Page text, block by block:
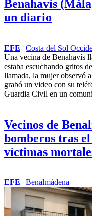
Benahavís
un diario
EFE | Costa del Sol
Una vecina de Benahavís
estaba escuchando gritos
llamada, la mujer observó
grabó un video con su
Guardia Civil en un
Vecinos de
bomberos tras
víctimas
EFE Benalmádena